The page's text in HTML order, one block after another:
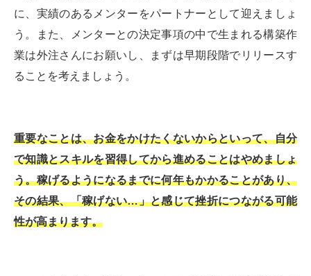
に、実績のあるメンターをパートナーとして迎えましょ
う。また、メンターとの決定事項の中で生まれる構築作
業は外注さんにお願いし、まずは早期段階でリリースす
ることを考えましょう。
重要なことは、お金をかけたくないからといって、自分
で知識とスキルを習得してから進めることはやめましょ
う。稼げるようになるまでに何年もかかることがあり、
その結果、「稼げない…」と感じて挫折につながる可能
性が高まります。